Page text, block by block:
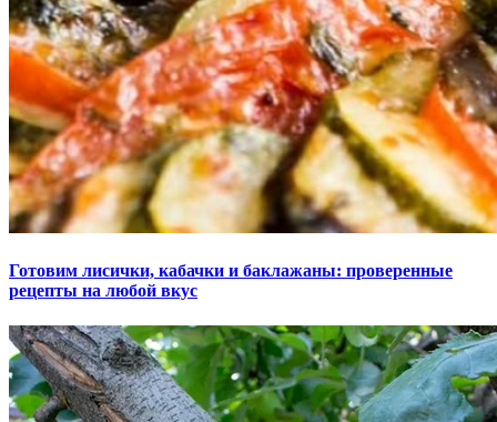
Готовим лисички, кабачки и баклажаны: проверенные
рецепты на любой вкус